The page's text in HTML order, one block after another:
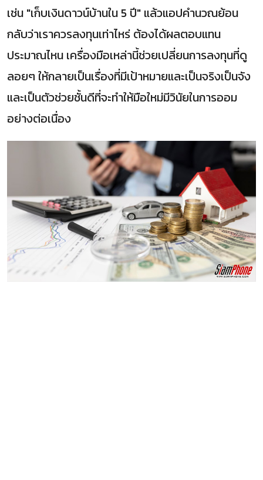
เช่น "เก็บเงินดาวน์บ้านใน 5 ปี" แล้วแอปคำนวณย้อน
กลับว่าเราควรลงทุนเท่าไหร่ ต้องได้ผลตอบแทน
ประมาณไหน เครื่องมือเหล่านี้ช่วยเปลี่ยนการลงทุนที่ดู
ลอยๆ ให้กลายเป็นเรื่องที่มีเป้าหมายและเป็นจริงเป็นจัง
และเป็นตัวช่วยชั้นดีที่จะทำให้มือใหม่มีวินัยในการออม
อย่างต่อเนื่อง